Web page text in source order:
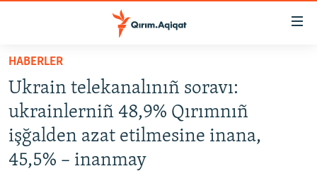
Esas
qaytmaq
Baş
navigatsiyağa
qaytmaq
Qıdıruvğa
HABERLER
SİYASET
İQTİSADİYAT
CEMİYET
HABERLER
Ukrain telekanalınıñ soravı:
ukrainlerniñ 48,9% Qırımnıñ
işğalden azat etilmesine inana,
45,5% – inanmay